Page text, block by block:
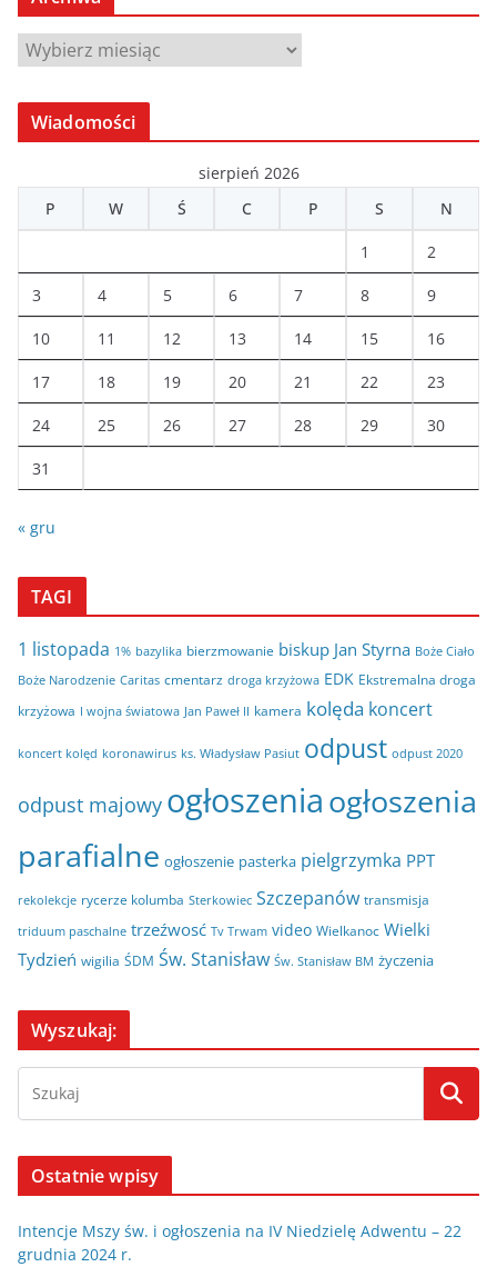
A
c
w
Wiadomości
sierpień 2026
P
W Ś C P S N
1 2
3 4 5 6 7 8 9
10 11 12 13 14 15 16
17 18 19 20 21 22 23
24 25 26 27 28 29 30
31
« gru
TAGI
1 listopada 1% bazylika bierzmowanie biskup Jan Styrna Boże Ciało
Boże Narodzenie Caritas cmentarz droga krzyżowa EDK Ekstremalna droga
krzyżowa I wojna światowa Jan Paweł II kamera kolęda koncert
koncert kolęd koronawirus ks. Władysław Pasiut odpust odpust 2020
odpust majowy ogłoszeniaogłoszenia
parafialne ogłoszenie pasterka pielgrzymka PPT
rekolekcje rycerze kolumba Sterkowiec Szczepanów transmisja
triduum paschalne trzeźwosć Tv Trwam video Wielkanoc Wielki
Tydzień wigilia ŚDM Św. Stanisław Św. Stanisław BM życzenia
Wyszukaj:
Ostatnie wpisy
Intencje Mszy św. i ogłoszenia na IV Niedzielę Adwentu – 22
grudnia 2024 r.